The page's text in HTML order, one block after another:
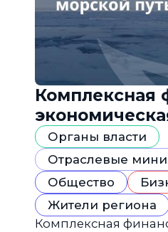
Комплексная
«Северный
Органы власти
Отраслевые
Общество
Жители региона
Комплексная